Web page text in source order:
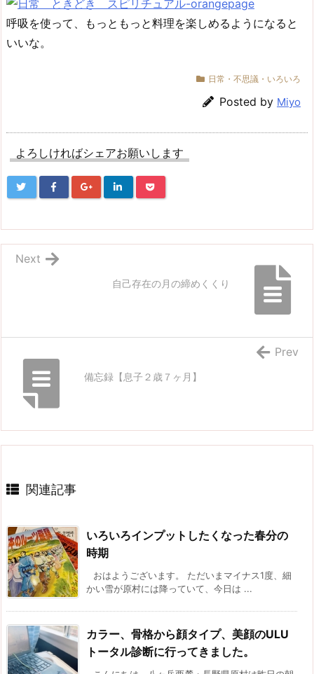
呼吸を使って、もっともっと料理を楽しめるようになると
いいな。
日常・不思議・いろいろ
Posted by Miyo
よろしければシェアお願いします
自己存在の月の締めくくり
Next
備忘録【息子２歳７ヶ月】
Prev
関連記事
いろいろインプットしたくなった春分の
時期
おはようございます。 ただいまマイナス1度、細
かい雪が原村には降っていて、今日は ...
カラー、骨格から顔タイプ、美顔のULU
トータル診断に行ってきました。